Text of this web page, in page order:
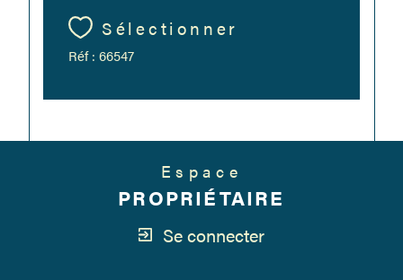
Sélectionner
Réf : 66547
Espace
PROPRIÉTAIRE
Se connecter